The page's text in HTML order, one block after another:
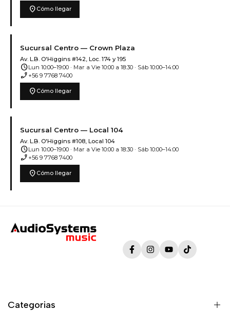
location_on Cómo llegar
Sucursal Centro — Crown Plaza
Av. L.B. O'Higgins #142, Loc. 174 y 195
scheduleLun 10:00–19:00 · Mar a Vie 10:00 a 18:30 · Sáb 10:00–14:00
phone_enabled +56 9 7768 7400
location_on Cómo llegar
Sucursal Centro — Local 104
Av. L.B. O'Higgins #108, Local 104
scheduleLun 10:00–19:00 · Mar a Vie 10:00 a 18:30 · Sáb 10:00–14:00
phone_enabled +56 9 7768 7400
location_on Cómo llegar
FacebookInstagramYouTubeTikTok
Categorias